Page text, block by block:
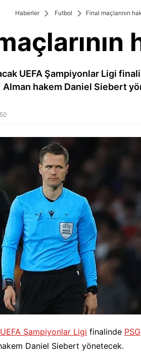
Haberler Futbol Final maçlarının
UEFA Şampiyonlar Ligi
Alman hakem Daniel Siebert
UEFA Şampiyonlar Ligi finalinde PSG
Daniel Siebert yönetecek.